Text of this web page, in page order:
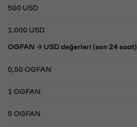
500 USD
1.000 USD
OGFAN → USD değerleri (son 24 saat)
0,50 OGFAN
1 OGFAN
5 OGFAN